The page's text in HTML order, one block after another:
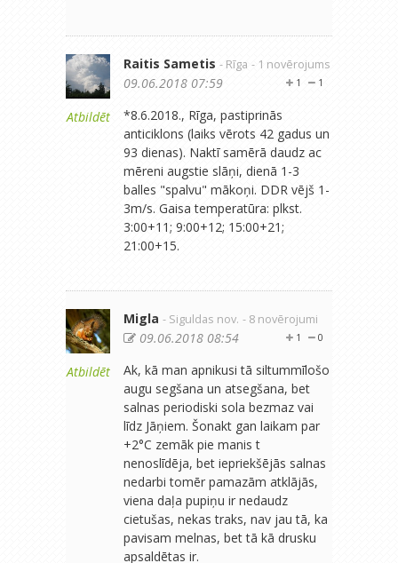
Atbildēt
Raitis Sametis - Rīga - 1 novērojums
1
1
09.06.2018 07:59
*8.6.2018., Rīga, pastiprinās
anticiklons (laiks vērots 42 gadus un
93 dienas). Naktī samērā daudz ac
mēreni augstie slāņi, dienā 1-3
balles "spalvu" mākoņi. DDR vējš 1-
3m/s. Gaisa temperatūra: plkst.
3:00+11; 9:00+12; 15:00+21;
21:00+15.
Atbildēt
Migla - Siguldas nov. - 8 novērojumi
0
1
09.06.2018 08:54
Ak, kā man apnikusi tā siltummīlošo
augu segšana un atsegšana, bet
salnas periodiski sola bezmaz vai
līdz Jāņiem. Šonakt gan laikam par
+2°C zemāk pie manis t
nenoslīdēja, bet iepriekšējās salnas
nedarbi tomēr pamazām atklājās,
viena daļa pupiņu ir nedaudz
cietušas, nekas traks, nav jau tā, ka
pavisam melnas, bet tā kā drusku
apsaldētas ir.